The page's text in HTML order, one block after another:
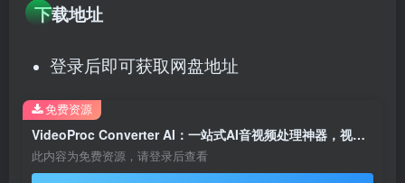
下载地址
登录后即可获取网盘地址
VideoProc Converter AI：一站式AI音视频处理神器，视频变清晰，4K/8K 素材高效搞定！
此内容为免费资源，请登录后查看
免费资源